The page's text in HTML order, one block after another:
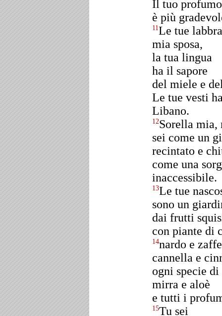
Il tuo profumo
è più
11Le tue
mia sposa,
la tua lingua
ha il sapore
del miele e
Le tue vesti
Libano.
12Sorella mia,
sei come un
recintato e
come una
inaccessibile.
13Le tue
sono un
dai frutti
con piante di
14nardo e
cannella e
ogni specie
mirra e aloè
e tutti i
15Tu sei